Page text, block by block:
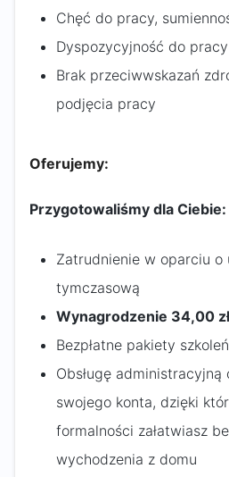
Chęć do pracy,
Dyspozycyjność do
Brak przeciwwskazań
podjęcia pracy
Oferujemy:
Przygotowaliśmy dla Ciebie:
Zatrudnienie w oparciu o
tymczasową
Wynagrodzenie 34,00
Bezpłatne pakiety szkoleń
Obsługę
swojego konta, dzięki
formalności załatwiasz
wychodzenia z domu